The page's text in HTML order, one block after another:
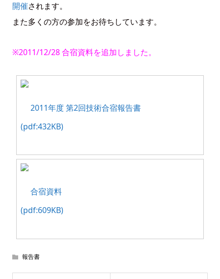
開催されます。
また多くの方の参加をお待ちしています。
※2011/12/28 合宿資料を追加しました。
2011年度 第2回技術合宿報告書
(pdf:432KB)
合宿資料
(pdf:609KB)
報告書